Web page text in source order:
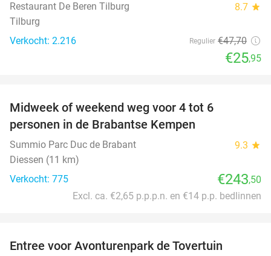
Restaurant De Beren Tilburg 8.7 star
Tilburg
Verkocht: 2.216
Regulier €47,70
€25,95
Midweek of weekend weg voor 4 tot 6
personen in de Brabantse Kempen
Summio Parc Duc de Brabant 9.3 star
Diessen (11 km)
Verkocht: 775
€243,50
Excl. ca. €2,65 p.p.p.n. en €14 p.p. bedlinnen
Entree voor Avonturenpark de Tovertuin